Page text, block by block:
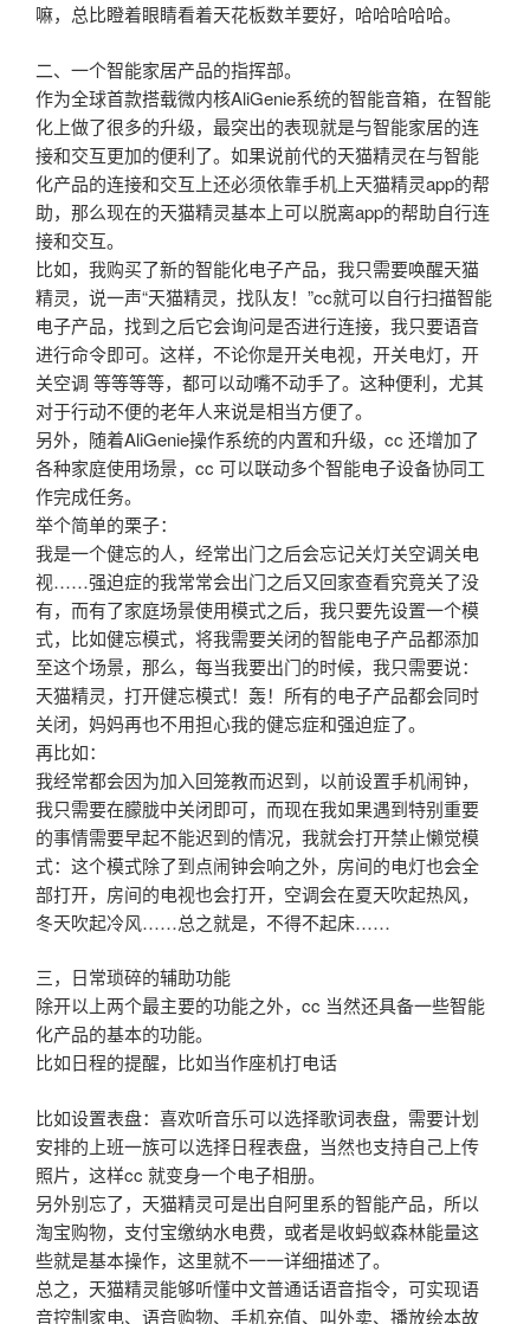
嘛，总比瞪着眼睛看着天花板数羊要好，哈哈哈哈哈。
二、一个智能家居产品的指挥部。
作为全球首款搭载微内核AliGenie系统的智能音箱，在智能
化上做了很多的升级，最突出的表现就是与智能家居的连
接和交互更加的便利了。如果说前代的天猫精灵在与智能
化产品的连接和交互上还必须依靠手机上天猫精灵app的帮
助，那么现在的天猫精灵基本上可以脱离app的帮助自行连
接和交互。
比如，我购买了新的智能化电子产品，我只需要唤醒天猫
精灵，说一声“天猫精灵，找队友！”cc就可以自行扫描智能
电子产品，找到之后它会询问是否进行连接，我只要语音
进行命令即可。这样，不论你是开关电视，开关电灯，开
关空调 等等等等，都可以动嘴不动手了。这种便利，尤其
对于行动不便的老年人来说是相当方便了。
另外，随着AliGenie操作系统的内置和升级，cc 还增加了
各种家庭使用场景，cc 可以联动多个智能电子设备协同工
作完成任务。
举个简单的栗子：
我是一个健忘的人，经常出门之后会忘记关灯关空调关电
视……强迫症的我常常会出门之后又回家查看究竟关了没
有，而有了家庭场景使用模式之后，我只要先设置一个模
式，比如健忘模式，将我需要关闭的智能电子产品都添加
至这个场景，那么，每当我要出门的时候，我只需要说：
天猫精灵，打开健忘模式！轰！所有的电子产品都会同时
关闭，妈妈再也不用担心我的健忘症和强迫症了。
再比如：
我经常都会因为加入回笼教而迟到，以前设置手机闹钟，
我只需要在朦胧中关闭即可，而现在我如果遇到特别重要
的事情需要早起不能迟到的情况，我就会打开禁止懒觉模
式：这个模式除了到点闹钟会响之外，房间的电灯也会全
部打开，房间的电视也会打开，空调会在夏天吹起热风，
冬天吹起冷风……总之就是，不得不起床……
三，日常琐碎的辅助功能
除开以上两个最主要的功能之外，cc 当然还具备一些智能
化产品的基本的功能。
比如日程的提醒，比如当作座机打电话
比如设置表盘：喜欢听音乐可以选择歌词表盘，需要计划
安排的上班一族可以选择日程表盘，当然也支持自己上传
照片，这样cc 就变身一个电子相册。
另外别忘了，天猫精灵可是出自阿里系的智能产品，所以
淘宝购物，支付宝缴纳水电费，或者是收蚂蚁森林能量这
些就是基本操作，这里就不一一详细描述了。
总之，天猫精灵能够听懂中文普通话语音指令，可实现语
音控制家电、语音购物、手机充值、叫外卖、播放绘本故